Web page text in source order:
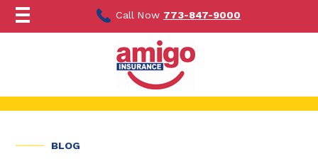
contenido
Call Now 773-847-9000
BLOG